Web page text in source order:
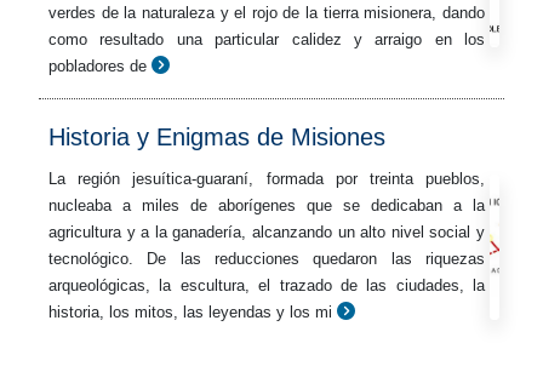
verdes de la naturaleza y el rojo de la tierra misionera, dando
como resultado una particular calidez y arraigo en los
pobladores de
Historia y Enigmas de Misiones
La región jesuítica-guaraní, formada por treinta pueblos,
nucleaba a miles de aborígenes que se dedicaban a la
agricultura y a la ganadería, alcanzando un alto nivel social y
tecnológico. De las reducciones quedaron las riquezas
arqueológicas, la escultura, el trazado de las ciudades, la
historia, los mitos, las leyendas y los mi